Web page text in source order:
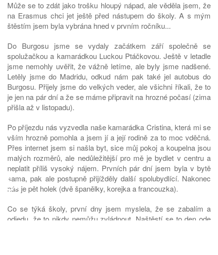
Může se to zdát jako trošku hloupý nápad, ale věděla jsem, že
na Erasmus chci jet ještě před nástupem do školy. A s mým
štěstím jsem byla vybrána hned v prvním ročníku...
Do Burgosu jsme se vydaly začátkem září společně se
spolužačkou a kamarádkou Luckou Ptáčkovou. Ještě v letadle
jsme nemohly uvěřit, že vážně letíme, ale byly jsme nadšené.
Letěly jsme do Madridu, odkud nám pak také jel autobus do
Burgosu. Přijely jsme do velkých veder, ale všichni říkali, že to
je jen na pár dní a že se máme připravit na hrozné počasí (zima
přišla až v listopadu).
Po příjezdu nás vyzvedla naše kamarádka Cristina, která mi se
vším hrozně pomohla a jsem jí a její rodině za to moc vděčná.
Přes internet jsem si našla byt, sice můj pokoj a koupelna jsou
malých rozměrů, ale nedůležitější pro mě je bydlet v centru a
neplatit příliš vysoký nájem. Prvních pár dní jsem byla v bytě
sama, pak ale postupně přijížděly další spolubydlící. Nakonec
nás je pět holek (dvě španělky, korejka a francouzka).
Co se týká školy, první dny jsem myslela, že se zabalím a
odjedu, že to nikdy nemůžu zvládnout. Naštěstí se to den ode